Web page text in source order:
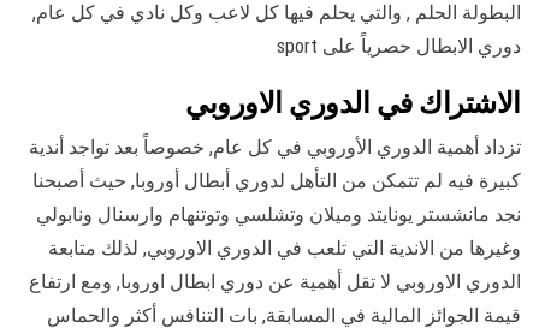
البطولة الحلم , والتي يحلم فيها كل لاعب وكل نادي في كل عام,
دوري الابطال حصرياً على sport
الاشتراك في الدوري الاوروبي
تزداد أهمية الدوري الأوروبي في كل عام, خصوصاً بعد تواجد أندية
كبيرة فيه لم تتمكن من التأهل لدوري أبطال أوروبا, حيث أصبحنا
نجد مانشستر يونايتد وميلان وتشلسي وتوتنهام وارسنال ونابولي
وغيرها من الاندية التي تلعب في الدوري الاوروبي, لذلك متابعة
الدوري الاوروبي لا تقل أهمية عن دوري ابطال اوروبا, ومع ارتفاع
قيمة الجوائز المالية في المسابقة, بات التنافس أكثر والحماس